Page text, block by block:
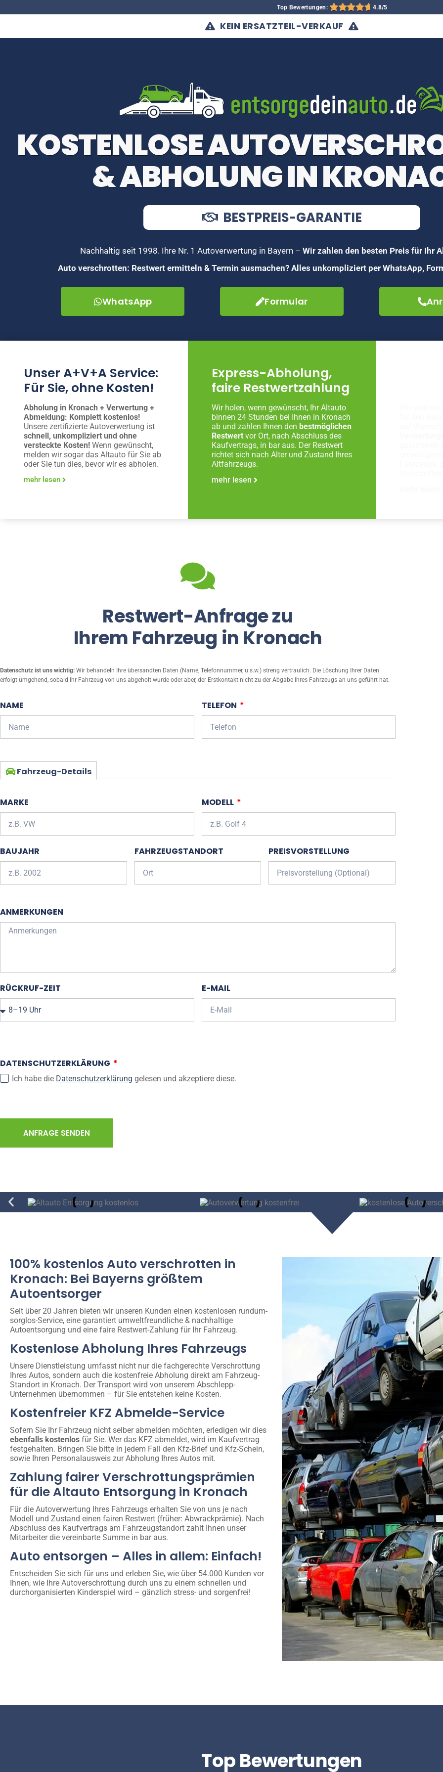
Top Bewertungen: 4.8/5
KEIN ERSATZTEIL-VERKAUF
KOSTENLOSE
& ABHOLUNG IN
BESTPREIS-GARANTIE
Nachhaltig seit 1998. Ihre Nr. 1 Autoverwertung in Bayern – Wir zahlen den besten Preis für Ihr
Auto verschrotten: Restwert ermitteln & Termin ausmachen? Alles unkompliziert per WhatsApp,
WhatsApp Formular
Unser A+V+A Service:
Für Sie, ohne Kosten!
Abholung in Kronach + Verwertung +
Abmeldung: Komplett kostenlos!
Unsere zertifizierte Autoverwertung ist
schnell, unkompliziert und ohne
versteckte Kosten! Wenn gewünscht,
melden wir sogar das Altauto für Sie ab
oder Sie tun dies, bevor wir es abholen.
mehr lesen
Express-Abholung,
faire Restwertzahlung
Wir holen, wenn gewünscht, Ihr Altauto
binnen 24 Stunden bei Ihnen in Kronach
ab und zahlen Ihnen den bestmöglichen
Restwertvor Ort, nach Abschluss des
Kaufvertrags, in bar aus. Der Restwert
richtet sich nach Alter und Zustand Ihres
Altfahrzeugs.
mehr lesen
Restwert-Anfrage zu
Ihrem Fahrzeug in Kronach
Datenschutz ist uns wichtig: Wir behandeln Ihre übersandten Daten (Name, Telefonnummer, u.s.w.) streng vertraulich. Die Löschung Ihrer Daten
erfolgt umgehend, sobald Ihr Fahrzeug von uns abgeholt wurde oder aber, der Erstkontakt nicht zu der Abgabe Ihres Fahrzeugs an uns geführt hat.
NAME TELEFON
Fahrzeug-Details
MARKE MODELL
BAUJAHR FAHRZEUGSTANDORT PREISVORSTELLUNG
ANMERKUNGEN
RÜCKRUF-ZEIT E-MAIL
DATENSCHUTZERKLÄRUNG
Ich habe die Datenschutzerklärung gelesen und akzeptiere diese.
ANFRAGE SENDEN
100% kostenlos Auto verschrotten in
Kronach: Bei Bayerns größtem
Autoentsorger
Seit über 20 Jahren bieten wir unseren Kunden einen kostenlosen rundum-
sorglos-Service, eine garantiert umweltfreundliche & nachhaltige
Autoentsorgung und eine faire Restwert-Zahlung für Ihr Fahrzeug.
Kostenlose Abholung Ihres Fahrzeugs
Unsere Dienstleistung umfasst nicht nur die fachgerechte Verschrottung
Ihres Autos, sondern auch die kostenfreie Abholung direkt am Fahrzeug-
Standort in Kronach. Der Transport wird von unserem Abschlepp-
Unternehmen übernommen – für Sie entstehen keine Kosten.
Kostenfreier KFZ Abmelde-Service
Sofern Sie Ihr Fahrzeug nicht selber abmelden möchten, erledigen wir dies
ebenfalls kostenlos für Sie. Wer das KFZ abmeldet, wird im Kaufvertrag
festgehalten. Bringen Sie bitte in jedem Fall den Kfz-Brief und Kfz-Schein,
sowie Ihren Personalausweis zur Abholung Ihres Autos mit.
Zahlung fairer Verschrottungsprämien
für die Altauto Entsorgung in Kronach
Für die Autoverwertung Ihres Fahrzeugs erhalten Sie von uns je nach
Modell und Zustand einen fairen Restwert (früher: Abwrackprämie). Nach
Abschluss des Kaufvertrags am Fahrzeugstandort zahlt Ihnen unser
Mitarbeiter die vereinbarte Summe in bar aus.
Auto entsorgen – Alles in allem: Einfach!
Entscheiden Sie sich für uns und erleben Sie, wie über 54.000 Kunden vor
Ihnen, wie Ihre Autoverschrottung durch uns zu einem schnellen und
durchorganisierten Kinderspiel wird – gänzlich stress- und sorgenfrei!
Top Bewertungen